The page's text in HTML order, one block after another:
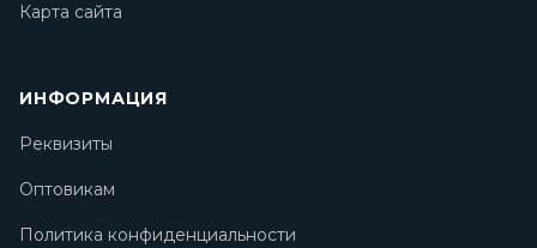
Карта сайта
ИНФОРМАЦИЯ
Реквизиты
Оптовикам
Политика конфиденциальности